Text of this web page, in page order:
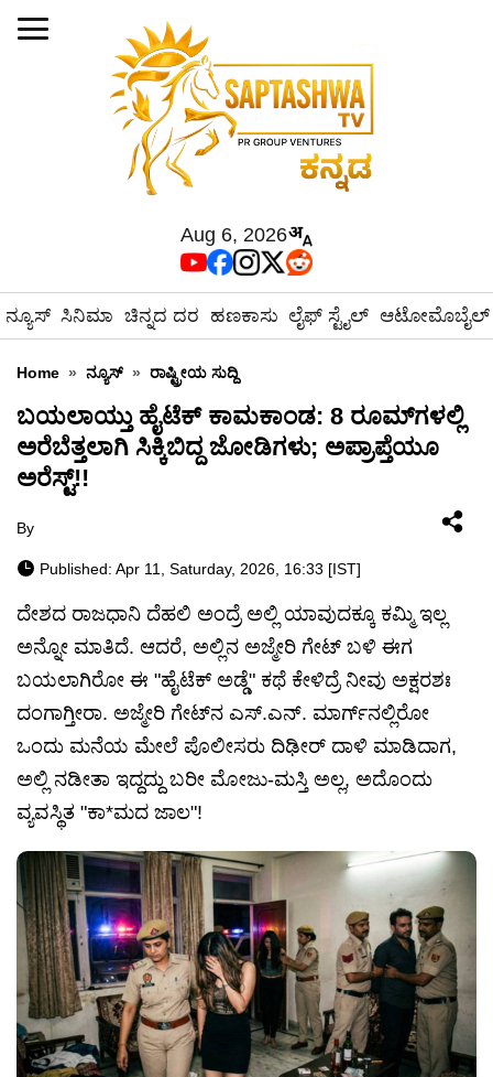
Aug 6, 2026
ನ್ಯೂಸ್ ಸಿನಿಮಾ ಚಿನ್ನದ ದರ ಹಣಕಾಸು ಲೈಫ್ ಸ್ಟೈಲ್ ಆಟೋಮೊಬೈಲ್
Home » ನ್ಯೂಸ್ » ರಾಷ್ಟ್ರೀಯ ಸುದ್ದಿ
ಬಯಲಾಯ್ತು ಹೈಟೆಕ್ ಕಾಮಕಾಂಡ: 8 ರೂಮ್‌ಗಳಲ್ಲಿ
ಅರೆಬೆತ್ತಲಾಗಿ ಸಿಕ್ಕಿಬಿದ್ದ ಜೋಡಿಗಳು; ಅಪ್ರಾಪ್ತೆಯೂ
ಅರೆಸ್ಟ್!!
By
Published: Apr 11, Saturday, 2026, 16:33 [IST]
ದೇಶದ ರಾಜಧಾನಿ ದೆಹಲಿ ಅಂದ್ರೆ ಅಲ್ಲಿ ಯಾವುದಕ್ಕೂ ಕಮ್ಮಿ ಇಲ್ಲ
ಅನ್ನೋ ಮಾತಿದೆ. ಆದರೆ, ಅಲ್ಲಿನ ಅಜ್ಮೇರಿ ಗೇಟ್ ಬಳಿ ಈಗ
ಬಯಲಾಗಿರೋ ಈ "ಹೈಟೆಕ್ ಅಡ್ಡೆ" ಕಥೆ ಕೇಳಿದ್ರೆ ನೀವು ಅಕ್ಷರಶಃ
ದಂಗಾಗ್ತೀರಾ. ಅಜ್ಮೇರಿ ಗೇಟ್‌ನ ಎಸ್.ಎನ್. ಮಾರ್ಗ್‌ನಲ್ಲಿರೋ
ಒಂದು ಮನೆಯ ಮೇಲೆ ಪೊಲೀಸರು ದಿಢೀರ್ ದಾಳಿ ಮಾಡಿದಾಗ,
ಅಲ್ಲಿ ನಡೀತಾ ಇದ್ದದ್ದು ಬರೀ ಮೋಜು-ಮಸ್ತಿ ಅಲ್ಲ, ಅದೊಂದು
ವ್ಯವಸ್ಥಿತ "ಕಾ*ಮದ ಜಾಲ"!